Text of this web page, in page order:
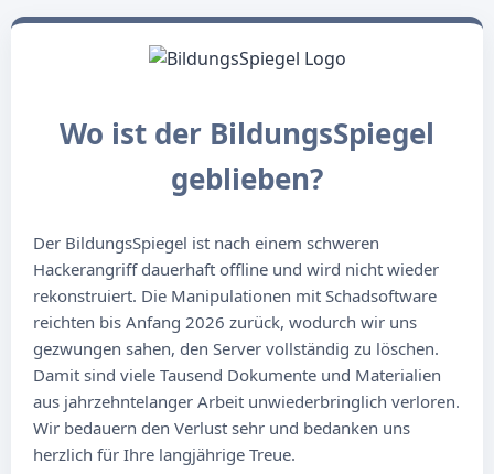
Wo ist der BildungsSpiegel
geblieben?
Der BildungsSpiegel ist nach einem schweren
Hackerangriff dauerhaft offline und wird nicht wieder
rekonstruiert. Die Manipulationen mit Schadsoftware
reichten bis Anfang 2026 zurück, wodurch wir uns
gezwungen sahen, den Server vollständig zu löschen.
Damit sind viele Tausend Dokumente und Materialien
aus jahrzehntelanger Arbeit unwiederbringlich verloren.
Wir bedauern den Verlust sehr und bedanken uns
herzlich für Ihre langjährige Treue.